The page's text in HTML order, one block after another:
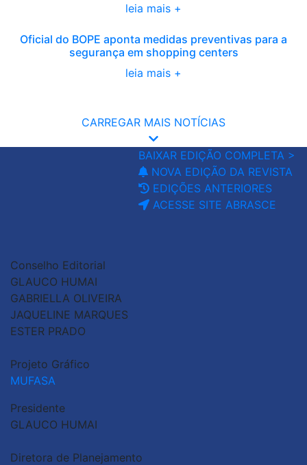
leia mais +
Oficial do BOPE aponta medidas preventivas para a
segurança em shopping centers
leia mais +
CARREGAR MAIS NOTÍCIAS
BAIXAR EDIÇÃO COMPLETA >
NOVA EDIÇÃO DA REVISTA
EDIÇÕES ANTERIORES
ACESSE SITE ABRASCE
Conselho Editorial
GLAUCO HUMAI
GABRIELLA OLIVEIRA
JAQUELINE MARQUES
ESTER PRADO
Projeto Gráfico
MUFASA
Presidente
GLAUCO HUMAI
Diretora de Planejamento